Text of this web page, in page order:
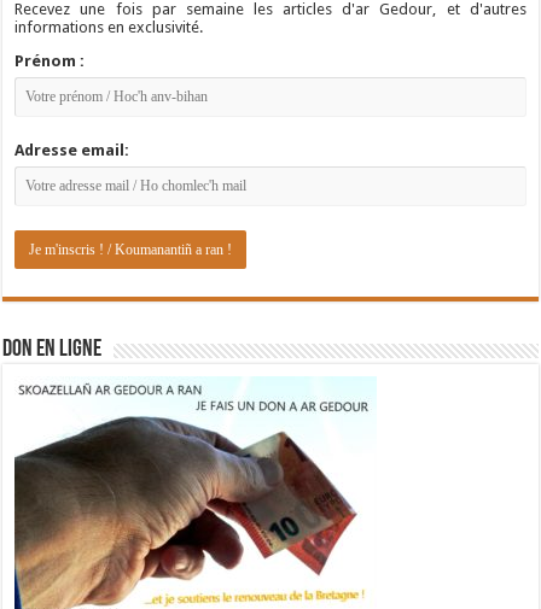
Recevez une fois par semaine les articles d'ar Gedour, et d'autres
informations en exclusivité.
Prénom :
Adresse email:
DON EN LIGNE